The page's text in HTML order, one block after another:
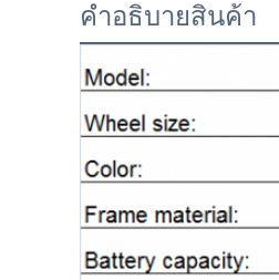
คําอธิบายสินค้า